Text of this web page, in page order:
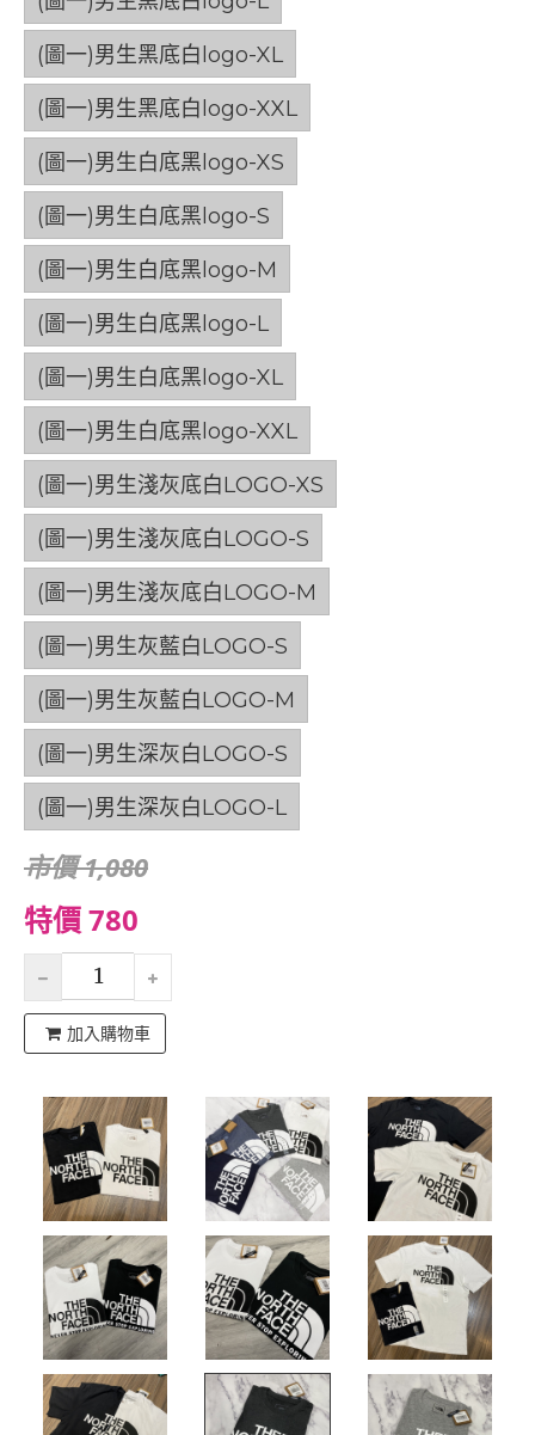
(圖一)男生黑底白logo-XL
(圖一)男生黑底白logo-XXL
(圖一)男生白底黑logo-XS
(圖一)男生白底黑logo-S
(圖一)男生白底黑logo-M
(圖一)男生白底黑logo-L
(圖一)男生白底黑logo-XL
(圖一)男生白底黑logo-XXL
(圖一)男生淺灰底白LOGO-XS
(圖一)男生淺灰底白LOGO-S
(圖一)男生淺灰底白LOGO-M
(圖一)男生灰藍白LOGO-S
(圖一)男生灰藍白LOGO-M
(圖一)男生深灰白LOGO-S
(圖一)男生深灰白LOGO-L
市價 1,080
特價 780
加入購物車